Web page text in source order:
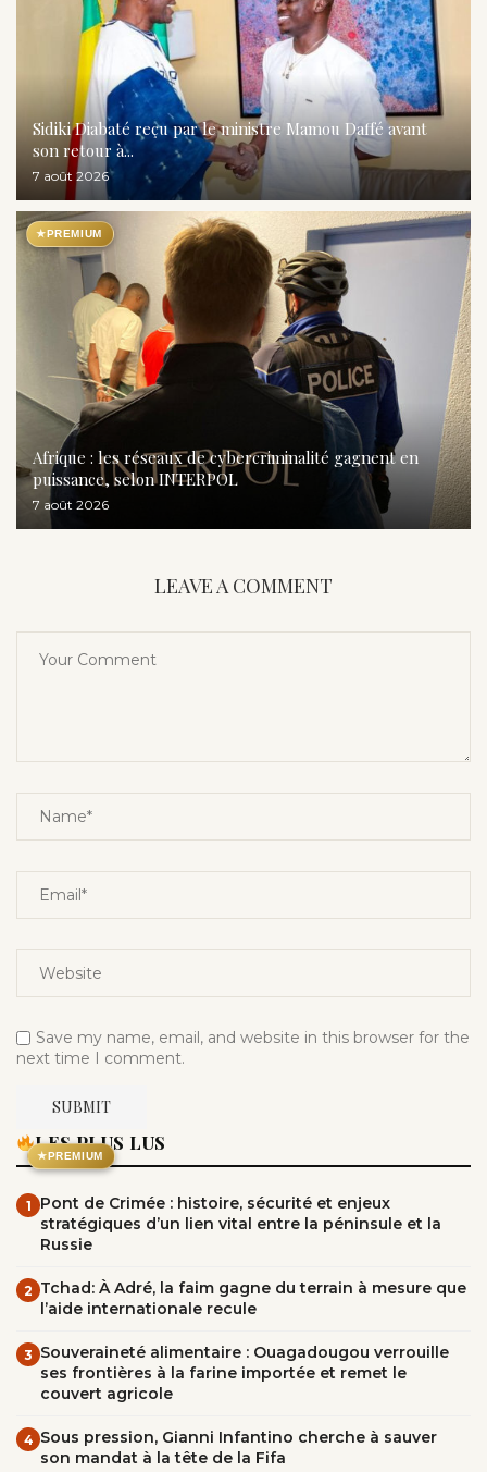
Sidiki Diabaté reçu par le ministre Mamou Daffé avant
son retour à...
7 août 2026
★PREMIUM
Afrique : les réseaux de cybercriminalité gagnent en
puissance, selon INTERPOL
7 août 2026
LEAVE A COMMENT
Save my name, email, and website in this browser for the
next time I comment.
★PREMIUM
LES PLUS LUS
1
Pont de Crimée : histoire, sécurité et enjeux
stratégiques d’un lien vital entre la péninsule et la
Russie
2 Tchad: À Adré, la faim gagne du terrain à mesure que
l’aide internationale recule
3 Souveraineté alimentaire : Ouagadougou verrouille
ses frontières à la farine importée et remet le
couvert agricole
4 Sous pression, Gianni Infantino cherche à sauver
son mandat à la tête de la Fifa